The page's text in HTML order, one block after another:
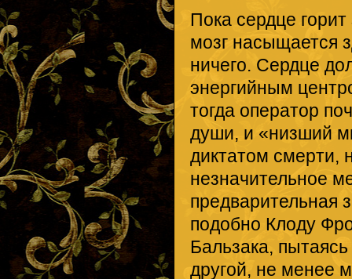
Пока сердце
мозг насыщается
ничего. Сердце
энергийным
тогда оператор
души, и «низший
диктатом смерти,
незначительное
предварительная
подобно Клоду
Бальзака,
другой, не менее